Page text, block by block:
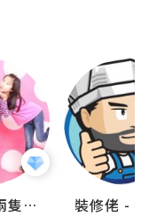
儍媽媽與兩隻小魔怪之家